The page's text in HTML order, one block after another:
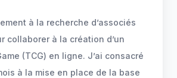
à la recherche d’associés
collaborer à la création d’un
(TCG) en ligne. J’ai consacré
à la mise en place de la base